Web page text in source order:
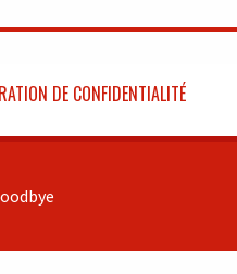
DE CONFIDENTIALITÉ